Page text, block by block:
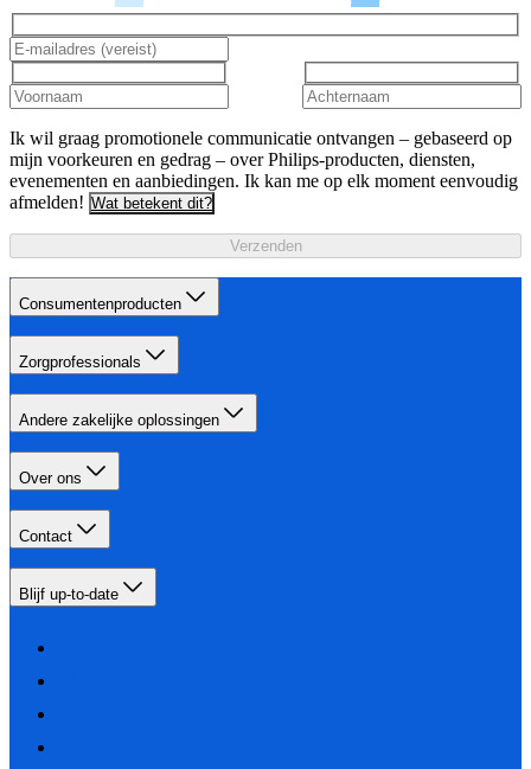
Ik wil graag promotionele communicatie ontvangen – gebaseerd op
mijn voorkeuren en gedrag – over Philips-producten, diensten,
evenementen en aanbiedingen. Ik kan me op elk moment eenvoudig
afmelden! Wat betekent dit?
Verzenden
Consumentenproducten
Zorgprofessionals
Andere zakelijke oplossingen
Over ons
Contact
Blijf up-to-date